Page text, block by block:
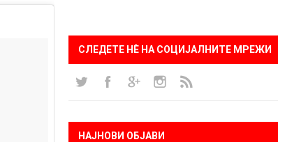
СЛЕДЕТЕ НÈ НА СОЦИЈАЛНИТЕ МРЕЖИ
НАЈНОВИ ОБЈАВИ